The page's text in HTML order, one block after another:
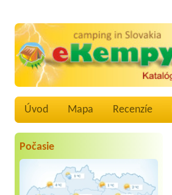
Úvod Mapa Recenzíe
Počasie